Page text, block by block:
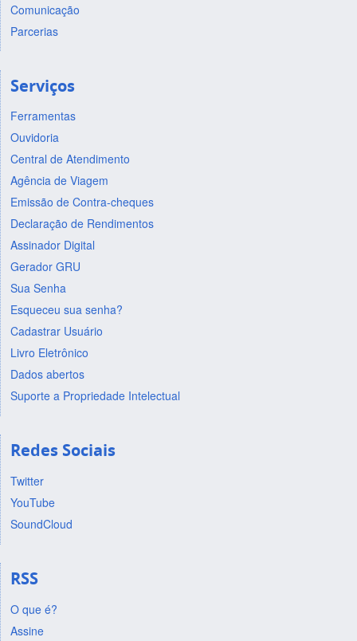
Comunicação
Parcerias
Serviços
Ferramentas
Ouvidoria
Central de Atendimento
Agência de Viagem
Emissão de Contra-cheques
Declaração de Rendimentos
Assinador Digital
Gerador GRU
Sua Senha
Esqueceu sua senha?
Cadastrar Usuário
Livro Eletrônico
Dados abertos
Suporte a Propriedade Intelectual
Redes Sociais
Twitter
YouTube
SoundCloud
RSS
O que é?
Assine